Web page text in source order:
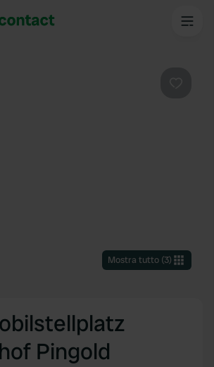
Mostra tutto(3)
Pingold